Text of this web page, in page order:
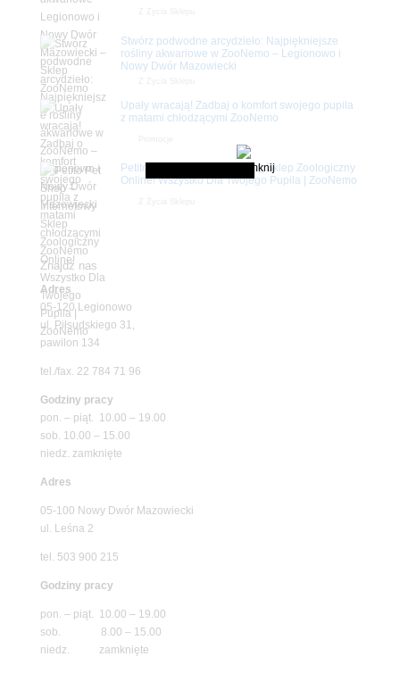
Stwórz podwodne arcydzieło: Najpiękniejsze
rośliny akwariowe w ZooNemo – Legionowo i
Nowy Dwór Mazowiecki
Upały wracają! Zadbaj o komfort swojego pupila
z matami chłodzącymi ZooNemo
Petito Pet Shop – Internetowy Sklep Zoologiczny
Online! Wszystko Dla Twojego Pupila | ZooNemo
Znajdź nas
Adres
05-120 Legionowo
ul. Piłsudskiego 31,
pawilon 134
tel./fax. 22 784 71 96
Godziny pracy
pon. – piąt. 10.00 – 19.00
sob. 10.00 – 15.00
niedz. zamknięte
Adres
05-100 Nowy Dwór Mazowiecki
ul. Leśna 2
tel. 503 900 215
Godziny pracy
pon. – piąt. 10.00 – 19.00
sob. 8.00 – 15.00
niedz. zamknięte